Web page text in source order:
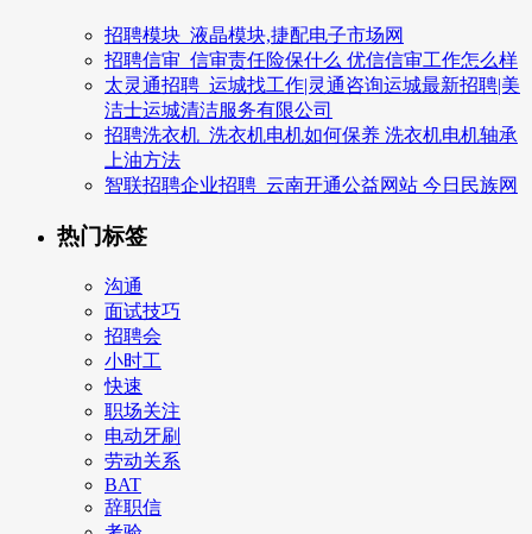
招聘模块_液晶模块,捷配电子市场网
招聘信审_信审责任险保什么 优信信审工作怎么样
太灵通招聘_运城找工作|灵通咨询运城最新招聘|美
洁士运城清洁服务有限公司
招聘洗衣机_洗衣机电机如何保养 洗衣机电机轴承
上油方法
智联招聘企业招聘_云南开通公益网站 今日民族网
热门标签
沟通
面试技巧
招聘会
小时工
快速
职场关注
电动牙刷
劳动关系
BAT
辞职信